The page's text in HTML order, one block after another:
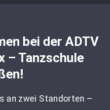
bei der ADTV
– Tanzschule
an zwei Standorten –